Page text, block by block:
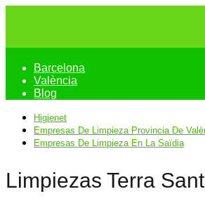
Barcelona
València
Blog
Higienet
Empresas De Limpieza Provincia De
Empresas De Limpieza En La Saïdia
Limpiezas Terra